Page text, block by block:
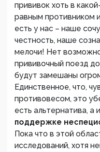
прививок хоть в
равным противником
есть у нас – наше
честность, наше
мелочи! Нет
прививочный поезд
будут замешаны
Единственное, что,
противовесом, это
есть альтернатива, а
поддержке
Пока что в этой
исследований, хотя